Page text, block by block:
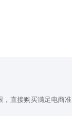
，直接购买满足电商准